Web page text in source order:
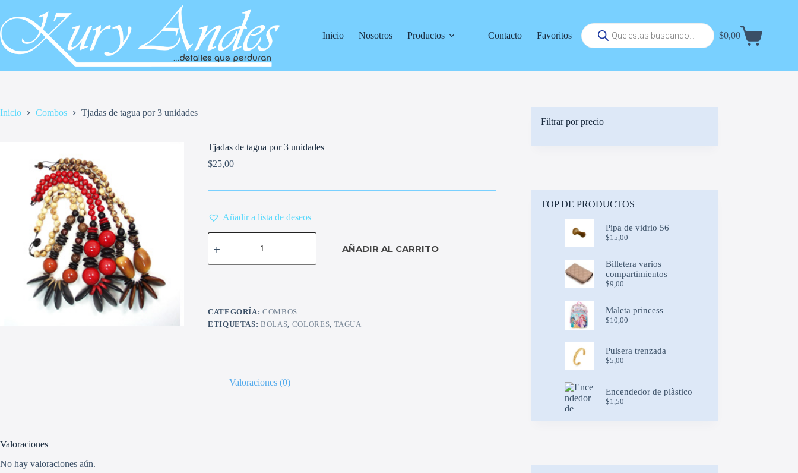
contenido
Inicio
Nosotros Productos Contacto Favoritos
Búsqueda
de
productos
Carrito
$0,00
Inicio Combos Tjadas de tagua por 3 unidades
Tjadas de tagua por 3 unidades
$25,00
Añadir a lista de deseos
Tjadas
de
por
unidades
AÑADIR AL CARRITO
CATEGORÍA:COMBOS
ETIQUETAS:BOLAS, COLORES, TAGUA
Valoraciones (0)
Valoraciones
No hay valoraciones aún.
Filtrar por precio
TOP DE PRODUCTOS
Pipa de vidrio 56
$15,00
Billetera varios
compartimientos
$9,00
Maleta princess
$10,00
Pulsera trenzada
$5,00
Encendedor de plàstico
$1,50